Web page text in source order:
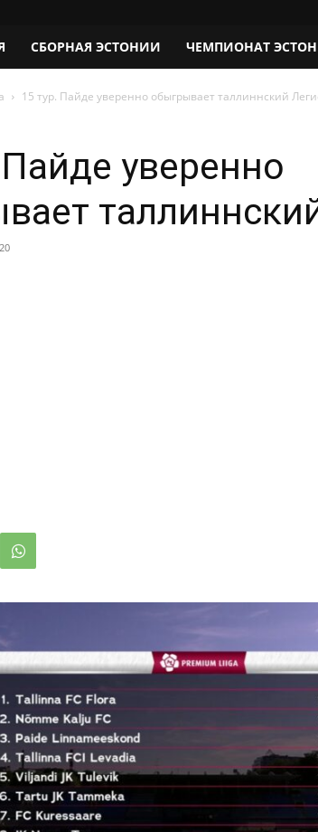
СБОРНАЯ ЭСТОНИИ ЧЕМПИОНАТ
15 тур. Пайде уверенно обыгрывает таллиннский
уверенно